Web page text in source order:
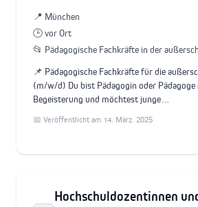
📍 München
🕒 vor Ort
📂 Pädagogische Fachkräfte in der
📌 Pädagogische Fachkräfte für die
(m/w/d) Du bist Pädagogin oder
Begeisterung und möchtest junge…
📅 Veröffentlicht am 14. März. 2025
Hochschuldozentinnen